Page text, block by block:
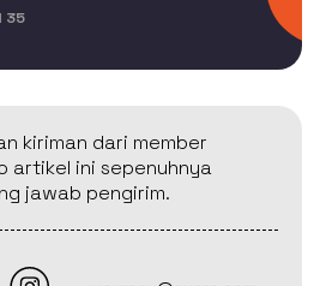
35
kiriman dari member
artikel ini sepenuhnya
jawab pengirim.